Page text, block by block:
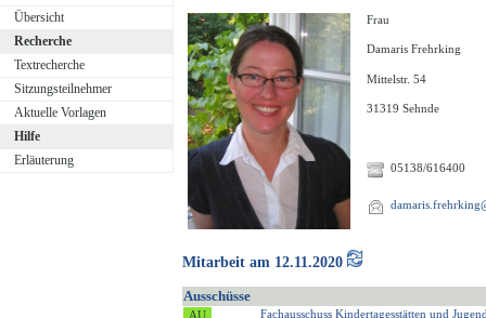
Übersicht
Recherche
Textrecherche
Sitzungsteilnehmer
Aktuelle Vorlagen
Hilfe
Erläuterung
Frau
Damaris Frehrking
Mittelstr. 54
31319 Sehnde
05138/616400
Mitarbeit am 12.11.2020
Ausschüsse
Fachausschuss Kindertagesstätten und